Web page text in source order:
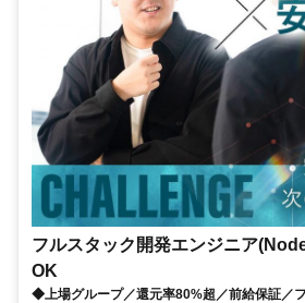
フルスタック開発エンジニア
OK
◆上場グループ／還元率80%超／前給保証／